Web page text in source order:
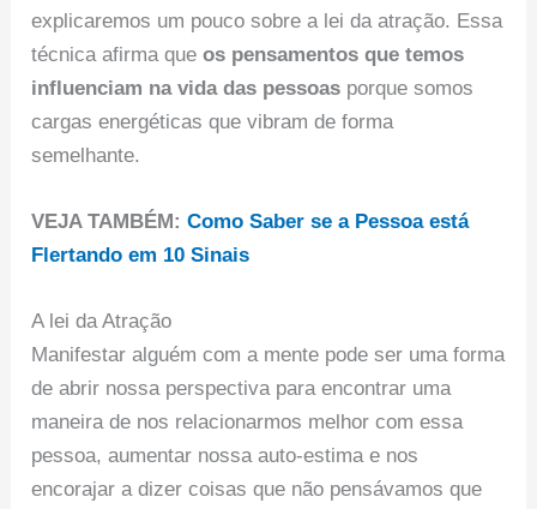
explicaremos um pouco sobre a lei da atração. Essa
técnica afirma queos pensamentos que temos
influenciam na vida das pessoas porque somos
cargas energéticas que vibram de forma
semelhante.
VEJA TAMBÉM:Como Saber se a Pessoa está
Flertando em 10 Sinais
A lei da Atração
Manifestar alguém com a mente pode ser uma forma
de abrir nossa perspectiva para encontrar uma
maneira de nos relacionarmos melhor com essa
pessoa, aumentar nossa auto-estima e nos
encorajar a dizer coisas que não pensávamos que